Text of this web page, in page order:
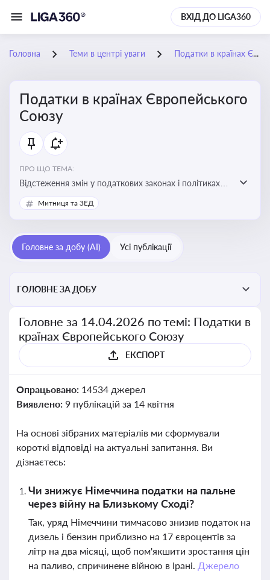
ВХІД ДО LIGA360
Головна Теми в центрі уваги Податки в країнах Європейського Союзу
Податки в країнах Європейського
Союзу
ПРО ЩО ТЕМА:
Відстеження змін у податкових законах і політиках
країн ЄС. Моніторинг кейсів, що впливають на бізнес-
процеси та фінансову звітність
Митниця та ЗЕД
Головне за добу (AI) Усі публікації
ГОЛОВНЕ ЗА ДОБУ
Головне за 14.04.2026 по темі: Податки в
країнах Європейського Союзу
ЕКСПОРТ
Опрацьовано: 14534 джерел
Виявлено: 9 публікацій за 14 квітня
На основі зібраних матеріалів ми сформували
короткі відповіді на актуальні запитання. Ви
дізнаєтесь:
Чи знижує Німеччина податки на пальне
через війну на Близькому Сході?
Так, уряд Німеччини тимчасово знизив податок на
дизель і бензин приблизно на 17 євроцентів за
літр на два місяці, щоб пом'якшити зростання цін
на паливо, спричинене війною в Ірані. Джерело